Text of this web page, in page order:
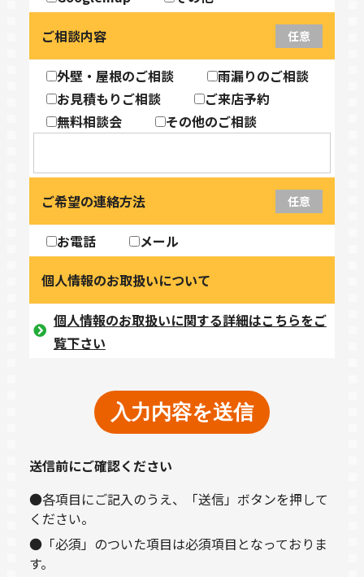
ご相談内容
任意
外壁・屋根のご相談
雨漏りのご相談
お見積もりご相談
ご来店予約
無料相談会
その他のご相談
ご希望の連絡方法 任意
お電話
メール
個人情報のお取扱いについて
個人情報のお取扱いに関する詳細はこちらをご
覧下さい
送信前にご確認ください
●各項目にご記入のうえ、「送信」ボタンを押して
ください。
●「必須」のついた項目は必須項目となっておりま
す。